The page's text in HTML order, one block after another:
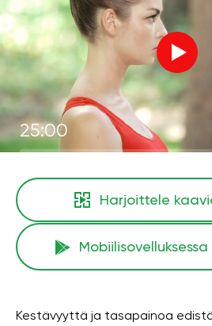
25:00
Harjoittele
Kestävyyttä ja tasapainoa